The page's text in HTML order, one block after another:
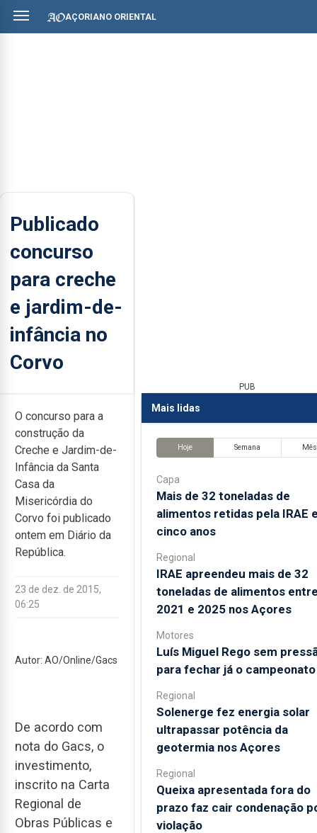
AÇORIANO ORIENTAL
Publicado
concurso
para creche
e jardim-de-
infância no
Corvo
O concurso para a
construção da
Creche e Jardim-de-
Infância da Santa
Casa da
Misericórdia do
Corvo foi publicado
ontem em Diário da
República.
23 de dez. de 2015,
06:25
Autor: AO/Online/Gacs
De acordo com
nota do Gacs, o
investimento,
inscrito na Carta
Regional de
Obras Públicas e
PUB
Mais lidas
Hoje Semana Mês
Capa
Mais de 32 toneladas de
alimentos retidas pela IRAE
cinco anos
Regional
IRAE apreendeu mais de 32
toneladas de alimentos
2021 e 2025 nos Açores
Motores
Luís Miguel Rego sem
para fechar já o campeonato
Regional
Solenerge fez energia solar
ultrapassar potência da
geotermia nos Açores
Regional
Queixa apresentada fora do
prazo faz cair condenação
violação